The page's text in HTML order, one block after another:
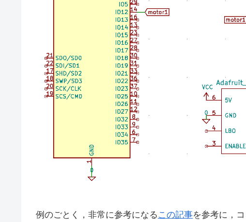
例のごとく，非常に参考になるこの記事を参考に，